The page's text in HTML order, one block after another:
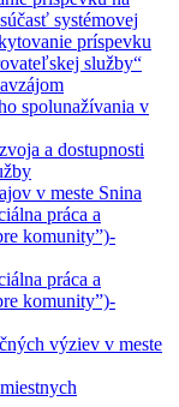
systémovej
príspevku
služby“
spolunažívania v
a dostupnosti
v meste Snina
práca a
komunity”)-
práca a
komunity”)-
výziev v meste